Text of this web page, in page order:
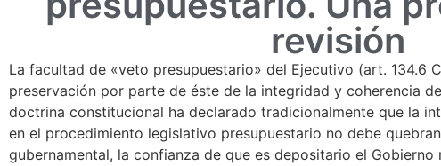
revisión
La facultad de «veto presupuestario» del Ejecutivo (art. 134.6
preservación por parte de éste de la integridad y coherencia
doctrina constitucional ha declarado tradicionalmente que la
en el procedimiento legislativo presupuestario no debe
gubernamental, la confianza de que es depositario el Gobierno